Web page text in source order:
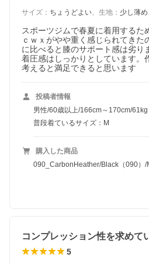
サイズ ： ちょうどよい、 生地 ： 少し薄め
スポーツジムで春夏に着用するた
ｃｗｘがやや重く感じられてきた
に比べると膝のサポート感は劣り
着圧感はしっかりとしています。
投稿者情報
男性/60歳以上/166cm～170cm/
普段着ているサイズ：M
購入した商品
090_CarbonHeather/Black（090）/
5